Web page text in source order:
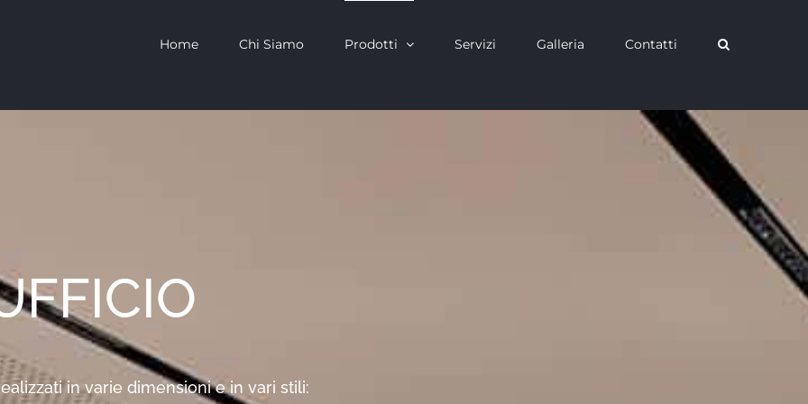
Home Chi Siamo Prodotti Servizi Galleria Contatti
in varie dimensioni e in vari stili: